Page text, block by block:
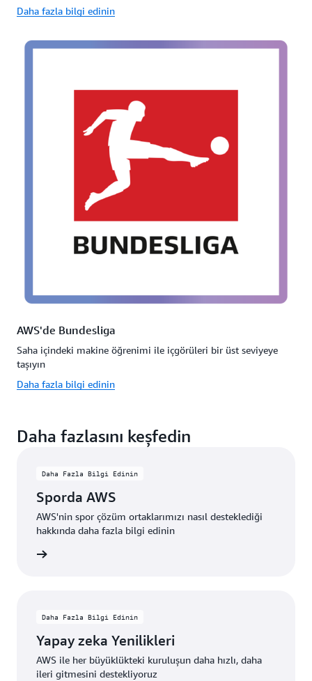
Daha fazla bilgi edinin
AWS'de Bundesliga
Saha içindeki makine öğrenimi ile içgörüleri bir üst seviyeye
taşıyın
Daha fazla bilgi edinin
Daha fazlasını keşfedin
Daha Fazla Bilgi Edinin
Sporda AWS
AWS'nin spor çözüm ortaklarımızı nasıl desteklediği
hakkında daha fazla bilgi edinin
Daha Fazla Bilgi Edinin
Yapay zeka Yenilikleri
AWS ile her büyüklükteki kuruluşun daha hızlı, daha
ileri gitmesini destekliyoruz